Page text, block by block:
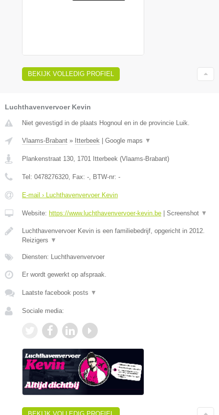
BEKIJK VOLLEDIG PROFIEL
Luchthavenvervoer Kevin
Niet gevestigd in de plaats Hognoul en in de provincie Luik.
Vlaams-Brabant » Itterbeek Google maps ▼
Plankenstraat 130, 1701 Itterbeek (Vlaams-Brabant)
Tel: 0478276320, Fax: -, BTW-nr: -
E-mail › Luchthavenvervoer Kevin
Website: https://www.luchthavenvervoer-kevin.be Screenshot ▼
Luchthavenvervoer Kevin is een familiebedrijf, opgericht in 2012.
Reizigers ▼
Diensten: Luchthavenvervoer
Er wordt gewerkt op afspraak.
Laatste facebook posts ▼
Sociale media: